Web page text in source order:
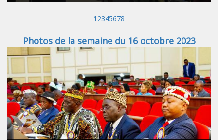
12345678
Photos de la semaine du 16 octobre 2023